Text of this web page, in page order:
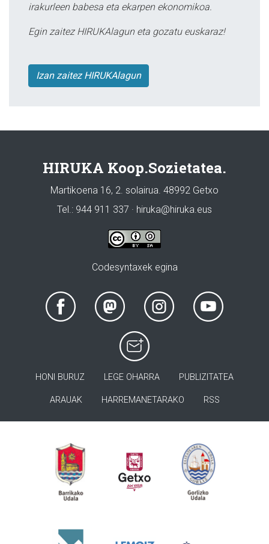
irakurleen babesa eta ekarpen ekonomikoa.
Egin zaitez HIRUKAlagun eta gozatu euskaraz!
Izan zaitez HIRUKAlagun
HIRUKA Koop.Sozietatea.
Martikoena 16, 2. solairua. 48992 Getxo
Tel.: 944 911 337 · hiruka@hiruka.eus
Codesyntaxek egina
HONI BURUZ LEGE OHARRA PUBLIZITATEA
ARAUAK HARREMANETARAKO RSS